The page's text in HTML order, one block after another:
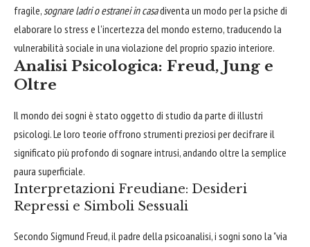
fragile,sognare ladri o estranei in casadiventa un modo per la psiche di
elaborare lo stress e l'incertezza del mondo esterno, traducendo la
vulnerabilità sociale in una violazione del proprio spazio interiore.
Analisi Psicologica: Freud, Jung e
Oltre
Il mondo dei sogni è stato oggetto di studio da parte di illustri
psicologi. Le loro teorie offrono strumenti preziosi per decifrare il
significato più profondo di sognare intrusi, andando oltre la semplice
paura superficiale.
Interpretazioni Freudiane: Desideri
Repressi e Simboli Sessuali
Secondo Sigmund Freud, il padre della psicoanalisi, i sogni sono la "via